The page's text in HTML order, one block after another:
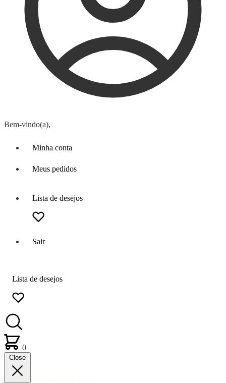
Bem-vindo(a),
Minha conta
Meus pedidos
Lista de desejos
Sair
Lista de desejos
0
Close